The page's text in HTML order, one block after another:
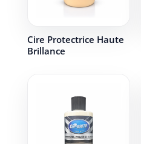
Cire Protectrice Haute
Brillance